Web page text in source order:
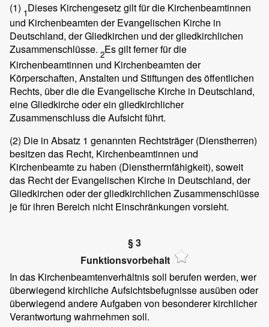
(1) 1Dieses Kirchengesetz gilt für die Kirchenbeamtinnen
und Kirchenbeamten der Evangelischen Kirche in
Deutschland, der Gliedkirchen und der gliedkirchlichen
Zusammenschlüsse. 2Es gilt ferner für die
Kirchenbeamtinnen und Kirchenbeamten der
Körperschaften, Anstalten und Stiftungen des öffentlichen
Rechts, über die die Evangelische Kirche in Deutschland,
eine Gliedkirche oder ein gliedkirchlicher
Zusammenschluss die Aufsicht führt.
(2) Die in Absatz 1 genannten Rechtsträger (Dienstherren)
besitzen das Recht, Kirchenbeamtinnen und
Kirchenbeamte zu haben (Dienstherrnfähigkeit), soweit
das Recht der Evangelischen Kirche in Deutschland, der
Gliedkirchen oder der gliedkirchlichen Zusammenschlüsse
je für ihren Bereich nicht Einschränkungen vorsieht.
§ 3
Funktionsvorbehalt
In das Kirchenbeamtenverhältnis soll berufen werden, wer
überwiegend kirchliche Aufsichtsbefugnisse ausüben oder
überwiegend andere Aufgaben von besonderer kirchlicher
Verantwortung wahrnehmen soll.